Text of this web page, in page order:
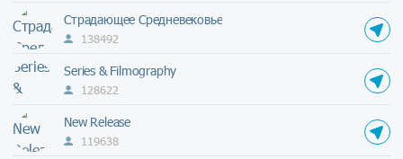
Страдающее Средневековье
138492
Series & Filmography
128622
New Release
119638